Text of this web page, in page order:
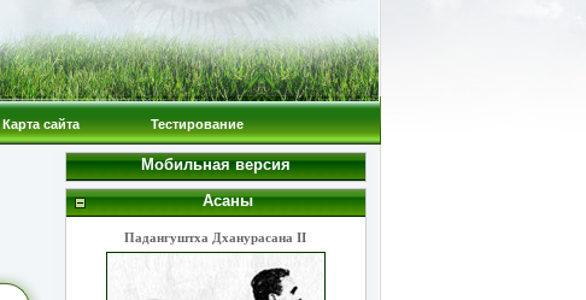
Карта сайта Тестирование
Мобильная версия
Асаны
Падангуштха Дханурасана II